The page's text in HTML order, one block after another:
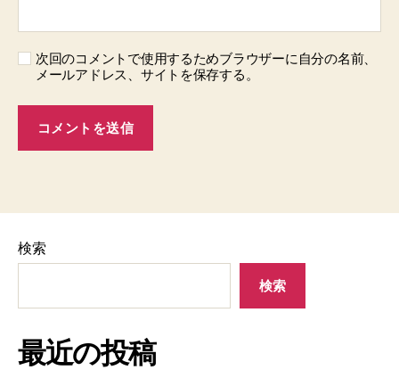
次回のコメントで使用するためブラウザーに自分の名前、
メールアドレス、サイトを保存する。
検索
検索
最近の投稿